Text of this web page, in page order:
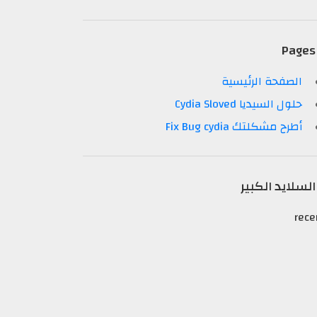
Pages
الصفحة الرئيسية
حلول السيديا Cydia Sloved
أطرح مشكلتك Fix Bug cydia
السلايد الكبير